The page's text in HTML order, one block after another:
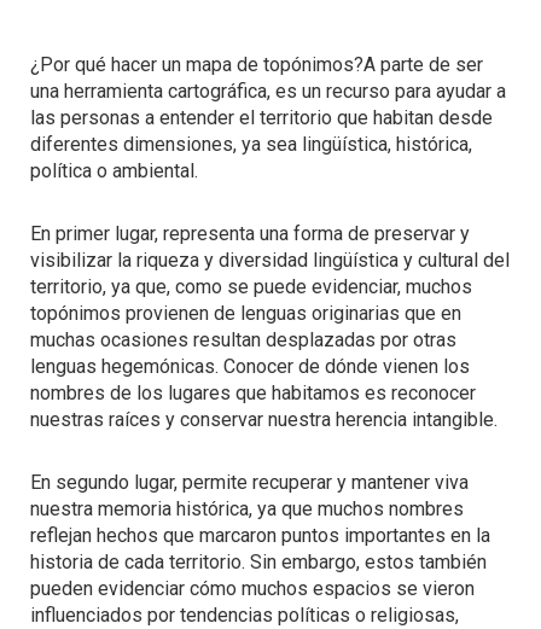
¿Por qué hacer un mapa de topónimos?A parte de ser
una herramienta cartográfica, es un recurso para ayudar a
las personas a entender el territorio que habitan desde
diferentes dimensiones, ya sea lingüística, histórica,
política o ambiental.
En primer lugar, representa una forma de preservar y
visibilizar la riqueza y diversidad lingüística y cultural del
territorio, ya que, como se puede evidenciar, muchos
topónimos provienen de lenguas originarias que en
muchas ocasiones resultan desplazadas por otras
lenguas hegemónicas. Conocer de dónde vienen los
nombres de los lugares que habitamos es reconocer
nuestras raíces y conservar nuestra herencia intangible.
En segundo lugar, permite recuperar y mantener viva
nuestra memoria histórica, ya que muchos nombres
reflejan hechos que marcaron puntos importantes en la
historia de cada territorio. Sin embargo, estos también
pueden evidenciar cómo muchos espacios se vieron
influenciados por tendencias políticas o religiosas,